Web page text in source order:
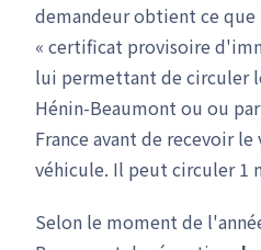
demandeur obtient ce
« certificat provisoire
lui permettant de circuler
Hénin-Beaumont ou ou
France avant de recevoir
véhicule. Il peut circuler 1
Selon le moment de